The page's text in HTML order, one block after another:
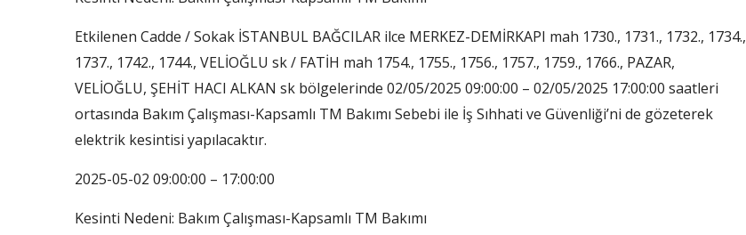
Etkilenen Cadde / Sokak İSTANBUL BAĞCILAR ilce MERKEZ-DEMİRKAPI mah 1730., 1731., 1732., 1734.,
1737., 1742., 1744., VELİOĞLU sk / FATİH mah 1754., 1755., 1756., 1757., 1759., 1766., PAZAR,
VELİOĞLU, ŞEHİT HACI ALKAN sk bölgelerinde 02/05/2025 09:00:00 – 02/05/2025 17:00:00 saatleri
ortasında Bakım Çalışması-Kapsamlı TM Bakımı Sebebi ile İş Sıhhati ve Güvenliği’ni de gözeterek
elektrik kesintisi yapılacaktır.
2025-05-02 09:00:00 – 17:00:00
Kesinti Nedeni: Bakım Çalışması-Kapsamlı TM Bakımı